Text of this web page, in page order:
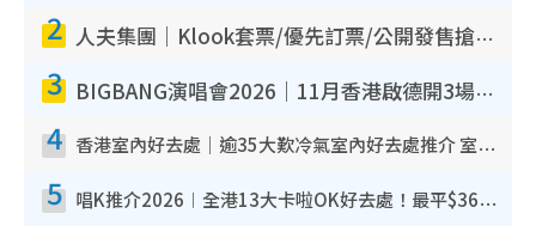
2 人夫集團｜Klook套票/優先訂票/公開發售搶飛攻略！附票價.購票連結.場地座位表
3 BIGBANG演唱會2026｜11月香港啟德開3場！實名制VIP申請、優先購票攻略
4 香港室內好去處｜逾35大歎冷氣室內好去處推介 室內活動免費避雨無懼落雨
5 唱K推介2026︱全港13大卡啦OK好去處！最平$36起 日文K都有！(附地址+收費詳情)